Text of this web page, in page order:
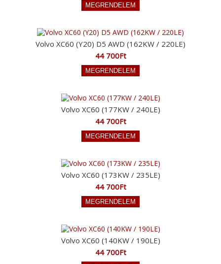
Volvo XC60 (Y20) D5 AWD (162KW / 220LE)
44 700Ft
Volvo XC60 (177KW / 240LE)
44 700Ft
Volvo XC60 (173KW / 235LE)
44 700Ft
Volvo XC60 (140KW / 190LE)
44 700Ft